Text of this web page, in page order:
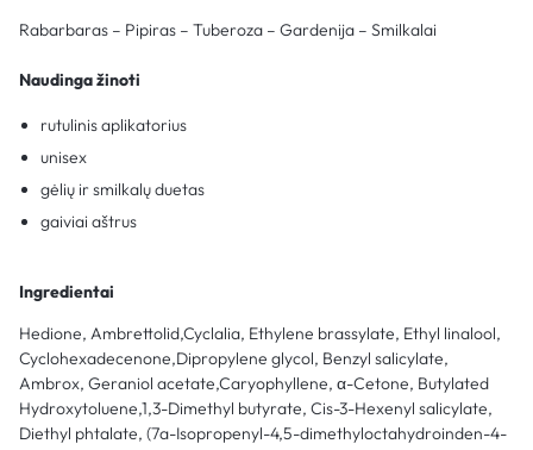
Rabarbaras – Pipiras – Tuberoza – Gardenija – Smilkalai
Naudinga žinoti
rutulinis aplikatorius
unisex
gėlių ir smilkalų duetas
gaiviai aštrus
Ingredientai
Hedione, Ambrettolid,Cyclalia, Ethylene brassylate, Ethyl linalool,
Cyclohexadecenone,Dipropylene glycol, Benzyl salicylate,
Ambrox, Geraniol acetate,Caryophyllene, α-Cetone, Butylated
Hydroxytoluene,1,3-Dimethyl butyrate, Cis-3-Hexenyl salicylate,
Diethyl phtalate, (7a-Isopropenyl-4,5-dimethyloctahydroinden-4-